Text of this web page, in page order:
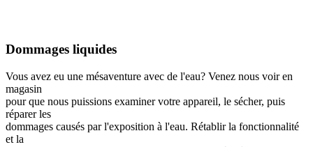
Dommages liquides
Vous avez eu une mésaventure avec de l'eau? Venez nous voir en
magasin
pour que nous puissions examiner votre appareil, le sécher, puis
réparer les
dommages causés par l'exposition à l'eau. Rétablir la fonctionnalité
et la